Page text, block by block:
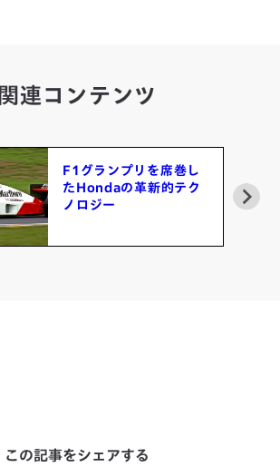
関連コンテンツ
F1グランプリを席巻し
たHondaの革新的テク
ノロジー
この記事をシェアする